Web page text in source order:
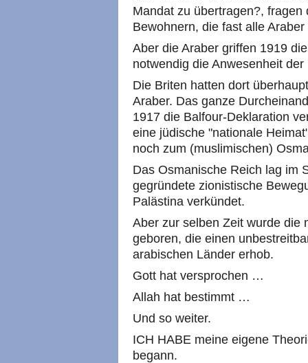
Mandat zu übertragen?,
Bewohnern, die fast alle
Aber die Araber griffen 1919
notwendig die Anwesenheit der
Die Briten hatten dort
Araber. Das ganze
1917 die Balfour-Deklaration
eine jüdische "nationale
noch zum (muslimischen)
Das Osmanische Reich lag im
gegründete zionistische
Palästina verkündet.
Aber zur selben Zeit wurde die
geboren, die einen
arabischen Länder erhob.
Gott hat versprochen …
Allah hat bestimmt …
Und so weiter.
ICH HABE meine eigene
begann.